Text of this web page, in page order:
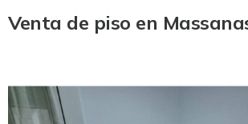
Venta de piso en